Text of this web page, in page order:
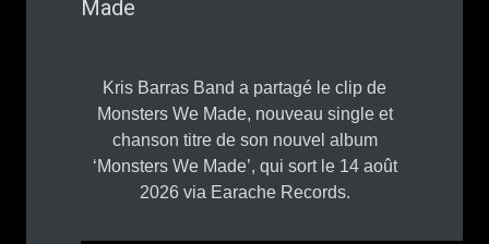
Made
Kris Barras Band a partagé le clip de
Monsters We Made, nouveau single et
chanson titre de son nouvel album
‘Monsters We Made’, qui sort le 14 août
2026 via Earache Records.